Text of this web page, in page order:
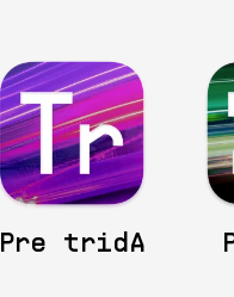
Pre tridA